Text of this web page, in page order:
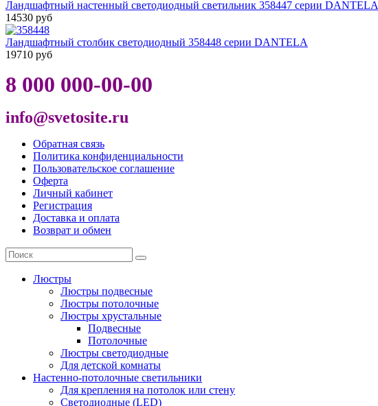
Ландшафтный настенный светодиодный светильник 358447 серии DANTELA
14530 руб
Ландшафтный столбик светодиодный 358448 серии DANTELA
19710 руб
8 000 000-00-00
info@svetosite.ru
Обратная связь
Политика конфиденциальности
Пользовательское соглашение
Оферта
Личный кабинет
Регистрация
Доставка и оплата
Возврат и обмен
Люстры
Люстры подвесные
Люстры потолочные
Люстры хрустальные
Подвесные
Потолочные
Люстры светодиодные
Для детской комнаты
Настенно-потолочные светильники
Для крепления на потолок или стену
Светодиодные (LED)